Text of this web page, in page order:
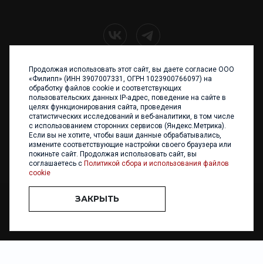
+7 (4012) 960 898
236017 Калининград,
ул. Каштановая аллея, 47
Телефон: +7 4012 960 898,
+7 4012 960 856
Написать нам
ООО «ФИЛИПП» © 2013 - 2026. Все права защищены
Разработка и
Продолжая использовать этот сайт, вы даете согласие ООО
«Филипп» (ИНН 3907007331, ОГРН 1023900766097) на
обработку файлов cookie и соответствующих
пользовательских данных IP-адрес, поведение на сайте в
целях функционирования сайта, проведения
статистических исследований и веб-аналитики, в том числе
с использованием сторонних сервисов (Яндекс.Метрика).
Если вы не хотите, чтобы ваши данные обрабатывались,
измените соответствующие настройки своего браузера или
покиньте сайт. Продолжая использовать сайт, вы
соглашаетесь с Политикой сбора и использования файлов
cookie
ЗАКРЫТЬ